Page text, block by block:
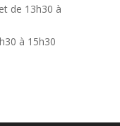
de 13h30 à
à 15h30